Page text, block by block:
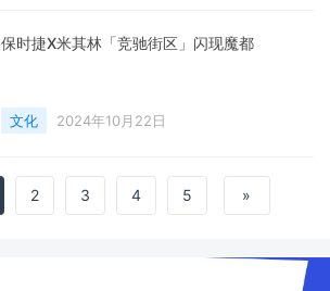
保时捷X米其林「竞驰街区」闪现魔都
文化 2024年10月22日
2 3 4 5 »